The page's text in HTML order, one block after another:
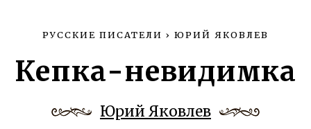
РУССКИЕ ПИСАТЕЛИ › ЮРИЙ ЯКОВЛЕВ
Кепка-невидимка
Юрий Яковлев